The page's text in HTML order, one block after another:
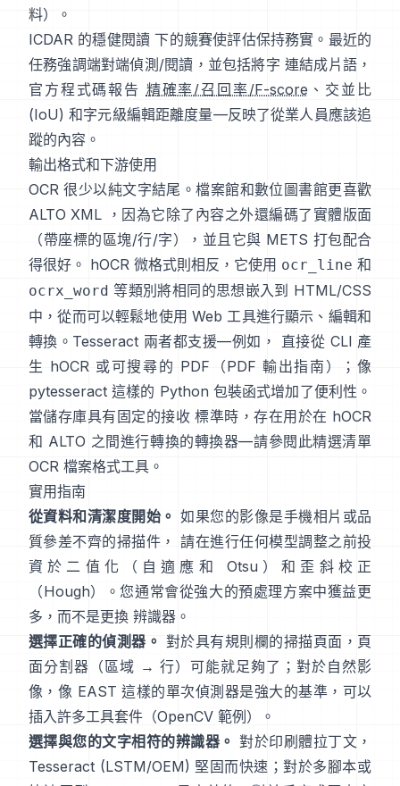
料）。
ICDAR 的穩健閱讀 下的競賽使評估保持務實。最近的
任務強調端對端偵測/閱讀，並包括將字 連結成片語，
官方程式碼報告 精確率/召回率/F-score 、交並比
(IoU) 和字元級編輯距離度量—反映了從業人員應該追
蹤的內容。
輸出格式和下游使用
OCR 很少以純文字結尾。檔案館和數位圖書館更喜歡
ALTO XML ，因為它除了內容之外還編碼了實體版面
（帶座標的區塊/行/字），並且它與 METS 打包配合
得很好。 hOCR 微格式則相反，它使用 ocr_line 和
ocrx_word 等類別將相同的思想嵌入到 HTML/CSS
中，從而可以輕鬆地使用 Web 工具進行顯示、編輯和
轉換。Tesseract 兩者都支援—例如， 直接從 CLI 產
生 hOCR 或可搜尋的 PDF（PDF 輸出指南 ）；像
pytesseract 這樣的 Python 包裝函式增加了便利性。
當儲存庫具有固定的接收 標準時，存在用於在 hOCR
和 ALTO 之間進行轉換的轉換器—請參閱此精選清單
OCR 檔案格式工具 。
實用指南
從資料和清潔度開始。 如果您的影像是手機相片或品
質參差不齊的掃描件， 請在進行任何模型調整之前投
資於二值化（ 自適應和 Otsu）和歪斜校正
（Hough）。您通常會從強大的預處理方案中獲益更
多，而不是更換 辨識器。
選擇正確的偵測器。 對於具有規則欄的掃描頁面，頁
面分割器（區域 → 行）可能就足夠了；對於自然影
像，像 EAST 這樣的單次偵測器是強大的基準，可以
插入許多工具套件（OpenCV 範例 ）。
選擇與您的文字相符的辨識器。 對於印刷體拉丁文，
Tesseract (LSTM/OEM) 堅固而快速；對於多腳本或